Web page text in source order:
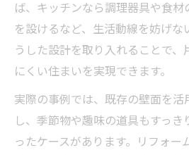
ば、キッチンなら調理器具や食材
を設けるなど、生活動線を妨げな
うした設計を取り入れることで、
にくい住まいを実現できます。
実際の事例では、既存の壁面を活
し、季節物や趣味の道具もすっ
ったケースがあります。リフォー